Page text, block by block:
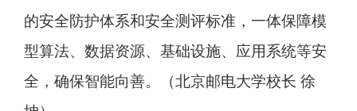
的安全防护体系和安全测评标准，一体保障模
型算法、数据资源、基础设施、应用系统等安
全，确保智能向善。（北京邮电大学校长 徐